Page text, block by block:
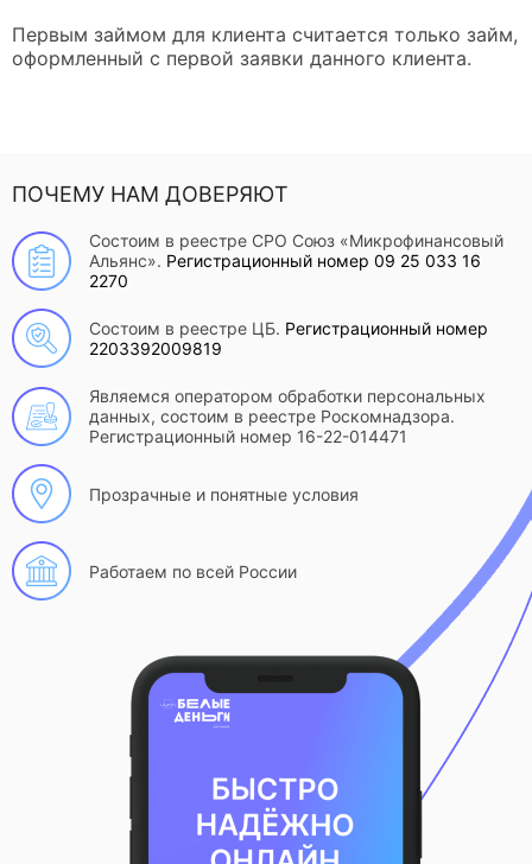
Первым займом для клиента считается только займ,
оформленный с первой заявки данного клиента.
ПОЧЕМУ НАМ ДОВЕРЯЮТ
Состоим в реестре СРО Союз «Микрофинансовый
Альянс». Регистрационный номер 09 25 033 16
2270
Состоим в реестре ЦБ. Регистрационный номер
2203392009819
Являемся оператором обработки персональных
данных, состоим в реестре Роскомнадзора.
Регистрационный номер 16-22-014471
Прозрачные и понятные условия
Работаем по всей России